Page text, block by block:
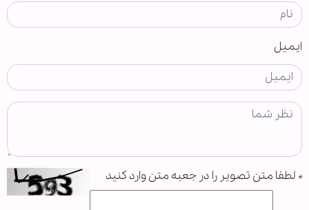
ایمیل
* لطفا متن تصویر را در جعبه متن وارد کنید